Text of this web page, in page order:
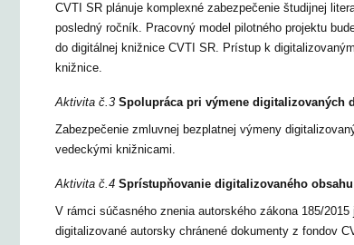
CVTI SR plánuje komplexné zabezpečenie študijnej
posledný ročník. Pracovný model pilotného projektu
do digitálnej knižnice CVTI SR. Prístup k
knižnice.
Aktivita č.3 Spolupráca pri výmene digitalizovaných
Zabezpečenie zmluvnej bezplatnej výmeny
vedeckými knižnicami.
Aktivita č.4 Sprístupňovanie digitalizovaného
V rámci súčasného znenia autorského zákona 185/
digitalizované autorsky chránené dokumenty z fondov